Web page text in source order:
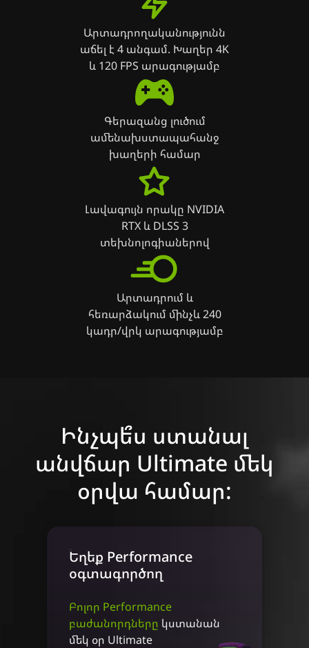
Արտադրողականությունն
աճել է 4 անգամ. Խաղեր 4K
և 120 FPS արագությամբ
Գերազանց լուծում
ամենախստապահանջ
խաղերի համար
Լավագույն որակը NVIDIA
RTX և DLSS 3
տեխնոլոգիաներով
Արտադրում և
հեռարձակում մինչև 240
կադր/վրկ արագությամբ
Ինչպե՞ս ստանալ
անվճար Ultimate մեկ
օրվա համար:
Եղեք Performance
օգտագործող
Բոլոր Performance
բաժանորդները կստանան
մեկ օր Ultimate